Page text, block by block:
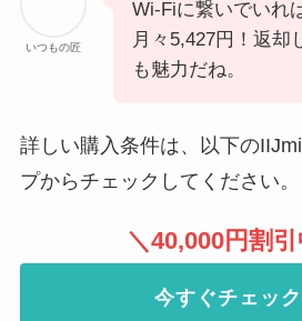
いつもの匠
Wi-Fiに繋いでいれ
月々5,427円！返却
も魅力だね。
詳しい購入条件は、以下の
プからチェックしてください。
＼40,000円割引
今すぐチェッ